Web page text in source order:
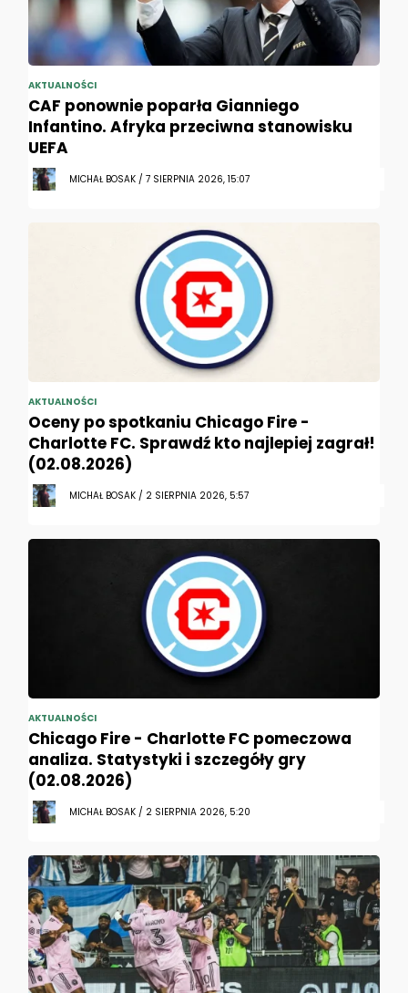
AKTUALNOŚCI
CAF ponownie poparła Gianniego
Infantino. Afryka przeciwna stanowisku
UEFA
MICHAŁ BOSAK / 7 SIERPNIA 2026, 15:07
AKTUALNOŚCI
Oceny po spotkaniu Chicago Fire -
Charlotte FC. Sprawdź kto najlepiej zagrał!
(02.08.2026)
MICHAŁ BOSAK / 2 SIERPNIA 2026, 5:57
AKTUALNOŚCI
Chicago Fire - Charlotte FC pomeczowa
analiza. Statystyki i szczegóły gry
(02.08.2026)
MICHAŁ BOSAK / 2 SIERPNIA 2026, 5:20